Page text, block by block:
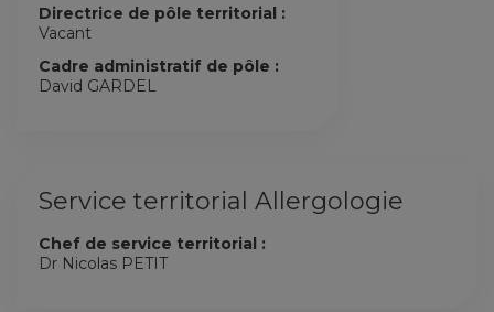
Directrice de pôle territorial :
Vacant
Cadre administratif de pôle :
David GARDEL
Service territorial Allergologie
Chef de service territorial :
Dr Nicolas PETIT